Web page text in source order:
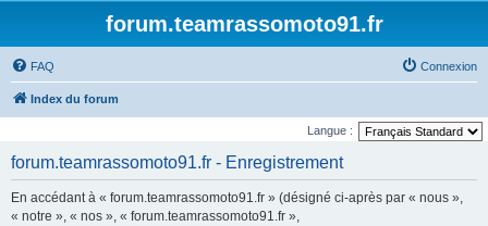
forum.teamrassomoto91.fr
FAQ Connexion
Index du forum
Langue :
forum.teamrassomoto91.fr - Enregistrement
En accédant à « forum.teamrassomoto91.fr » (désigné ci-après par « nous »,
« notre », « nos », « forum.teamrassomoto91.fr »,